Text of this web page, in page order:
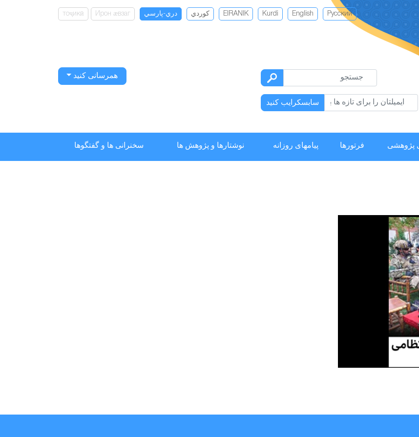
Русский
English
Kurdi
EIRANIK كوردي دري-پارسي Ирон ӕвзаг
тоҷикӣ
سابسکرایب کنید
همرسانی کنید
پژوهشی فرتورها پیامهای روزانه نوشتارها و پژوهش ها سخنرانی ها و گفتگوها